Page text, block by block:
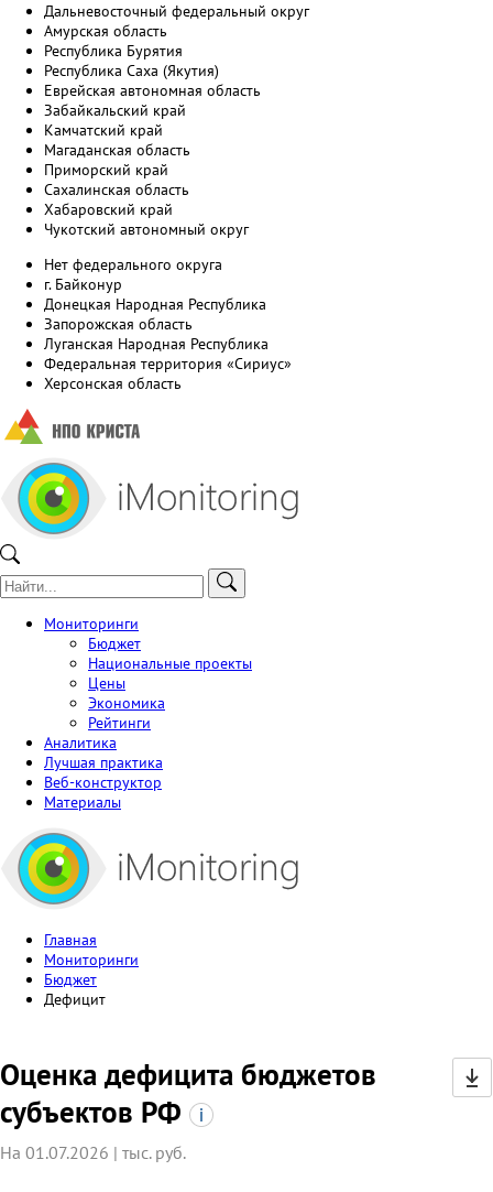
Дальневосточный федеральный округ
Амурская область
Республика Бурятия
Республика Саха (Якутия)
Еврейская автономная область
Забайкальский край
Камчатский край
Магаданская область
Приморский край
Сахалинская область
Хабаровский край
Чукотский автономный округ
Нет федерального округа
г. Байконур
Донецкая Народная Республика
Запорожская область
Луганская Народная Республика
Федеральная территория «Сириус»
Херсонская область
Мониторинги
Бюджет
Национальные проекты
Цены
Экономика
Рейтинги
Аналитика
Лучшая практика
Веб-конструктор
Материалы
Главная
Мониторинги
Бюджет
Дефицит
Оценка дефицита бюджетов
субъектов РФ
На 01.07.2026 | тыс. руб.